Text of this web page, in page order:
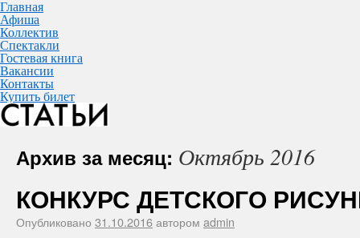
Главная
Афиша
Коллектив
Спектакли
Гостевая книга
Вакансии
Контакты
Купить билет
Архив за месяц: Октябрь 2016
КОНКУРС ДЕТСКОГО
Опубликовано 31.10.2016автором admin